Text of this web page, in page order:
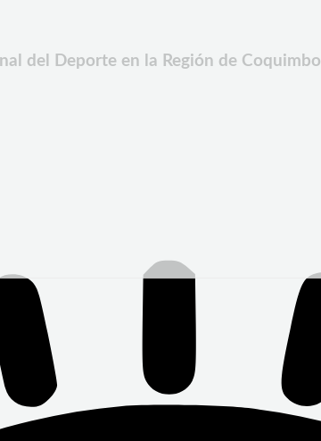
del Deporte en la Región de Coquimbo